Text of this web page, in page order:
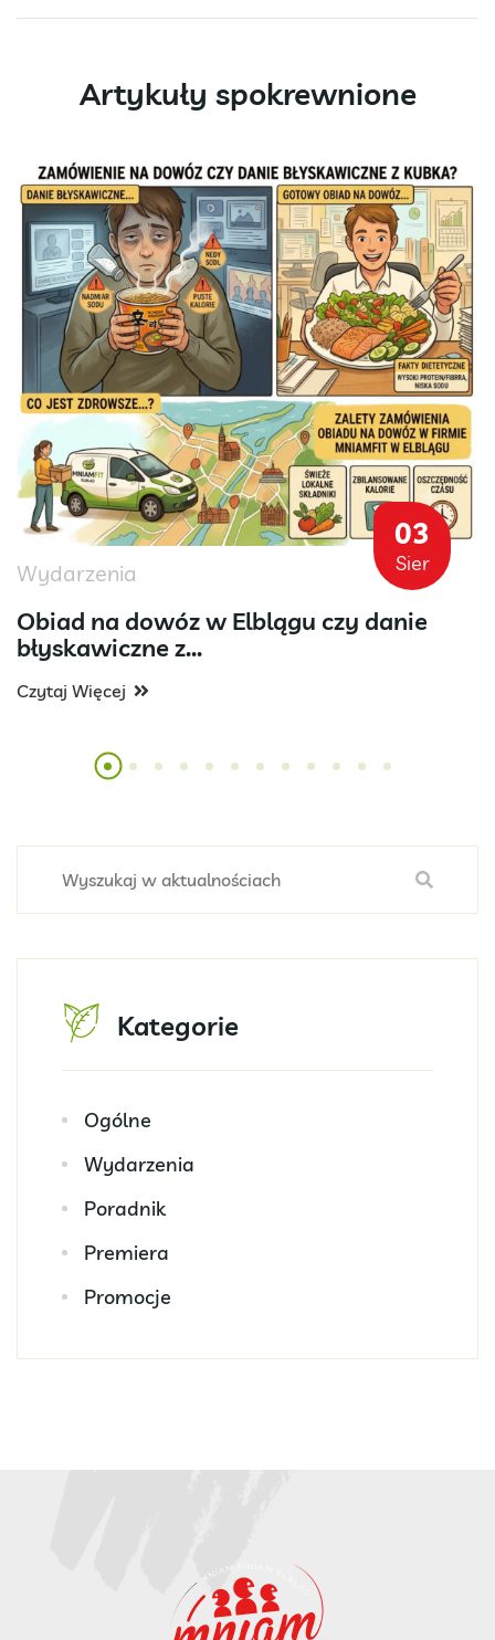
Artykuły spokrewnione
03
Sier
Wydarzenia
Obiad na dowóz w Elblągu czy danie
błyskawiczne z...
Czytaj Więcej
Kategorie
Ogólne
Wydarzenia
Poradnik
Premiera
Promocje